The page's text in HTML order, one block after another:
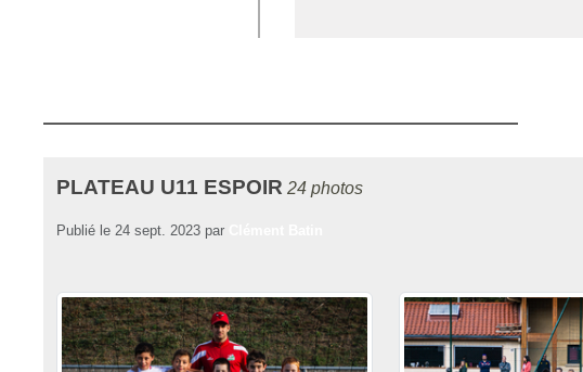
PLATEAU U11 ESPOIR 24 photos
Publié le 24 sept. 2023 par